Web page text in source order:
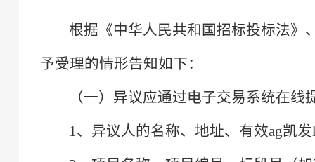
根据《中华人民共和国招标投标法》
予受理的情形告知如下：
（一）异议应通过电子交易系统在
1、异议人的名称、地址、有效ag凯